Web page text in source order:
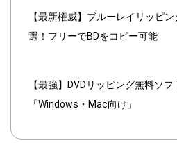
【最新権威】ブルーレイリッピ
選！フリーでBDをコピー可能
【最強】DVDリッピング無料ソ
「Windows・Mac向け」